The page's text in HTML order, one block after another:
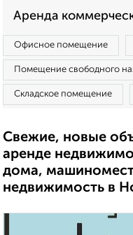
Аренда
Офисное помещение
Помещение свободного
Складское помещение
Свежие, новые
аренде
дома,
недвижимость в